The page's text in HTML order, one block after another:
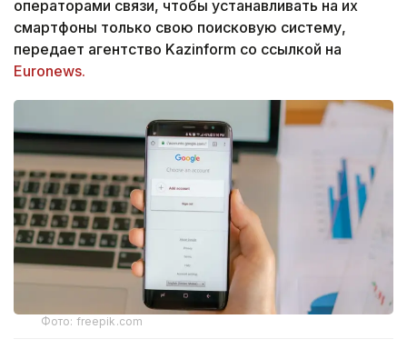
операторами связи, чтобы устанавливать на их
смартфоны только свою поисковую систему,
передает агентство Kazinform со ссылкой на
Euronews.
Фото: freepik.com